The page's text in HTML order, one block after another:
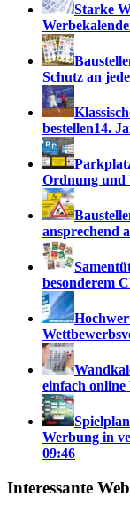
Starke
Schutz an
bestellen14.
Ordnung und
ansprechend
besonderem
einfach online
Werbung in
09:46
Interessante